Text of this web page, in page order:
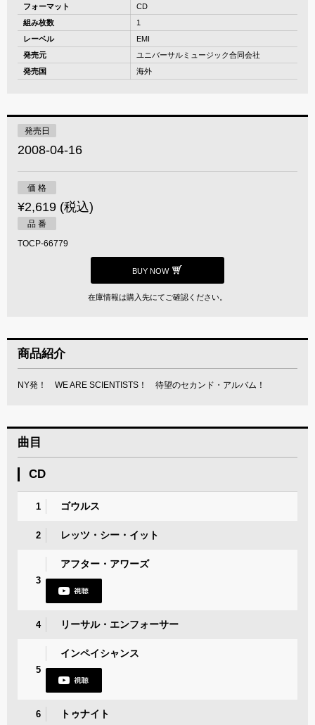
フォーマット
CD
組み枚数
1
レーベル
EMI
発売元
ユニバーサルミュージック合同会社
発売国
海外
発売日
2008-04-16
価 格
¥2,619 (税込)
品 番
TOCP-66779
BUY NOW
在庫情報は購入先にてご確認ください。
商品紹介
NY発！ WE ARE SCIENTISTS！ 待望のセカンド・アルバム！
曲目
CD
1 ゴウルス
2 レッツ・シー・イット
3
アフター・アワーズ
4 リーサル・エンフォーサー
5
インペイシャンス
6 トゥナイト